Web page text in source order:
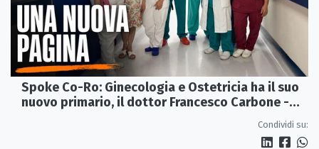
Spoke Co-Ro: Ginecologia e Ostetricia ha il suo
nuovo primario, il dottor Francesco Carbone -
Condividi su: